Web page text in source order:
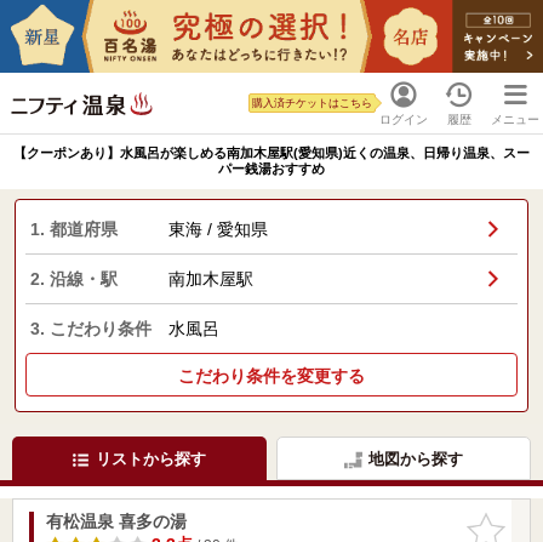
ログイン
購入済チケットはこちら
履歴 メニュー
【クーポンあり】水風呂が楽しめる南加木屋駅(愛知県)近くの温泉、日帰り温泉、スー
パー銭湯おすすめ
1. 都道府県 東海 / 愛知県
2. 沿線・駅 南加木屋駅
3. こだわり条件 水風呂
こだわり条件を変更する
リストから探す 地図から探す
お気に入
有松温泉 喜多の湯